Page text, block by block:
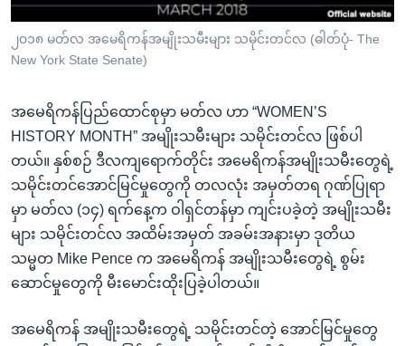
ကြည့်
ရန်
ရန်
နေရာ
သို့
ကျော်
ရန်
၂၀၁၈ မတ်လ အမေရိကန်အမျိုးသမီးများ သမိုင်းတင်လ (ဓါတ်ပုံ- The
New York State Senate)
အမေရိကန်ပြည်ထောင်စုမှာ မတ်လ ဟာ “WOMEN’S
HISTORY MONTH” အမျိုးသမီးများ သမိုင်းတင်လ ဖြစ်ပါ
တယ်။ နှစ်စဉ် ဒီလကျရောက်တိုင်း အမေရိကန်အမျိုးသမီးတွေရဲ့
သမိုင်းတင်အောင်မြင်မှုတွေကို တလလုံး အမှတ်တရ ဂုဏ်ပြုရာ
မှာ မတ်လ (၁၄) ရက်နေ့က ဝါရှင်တန်မှာ ကျင်းပခဲ့တဲ့ အမျိုးသမီး
များ သမိုင်းတင်လ အထိမ်းအမှတ် အခမ်းအနားမှာ ဒုတိယ
သမ္မတ Mike Pence က အမေရိကန် အမျိုးသမီးတွေရဲ့ စွမ်း
ဆောင်မှုတွေကို မီးမောင်းထိုးပြခဲ့ပါတယ်။
အမေရိကန် အမျိုးသမီးတွေရဲ့ သမိုင်းတင်တဲ့ အောင်မြင်မှုတွေ